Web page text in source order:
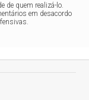
de quem realizá-lo.
em desacordo